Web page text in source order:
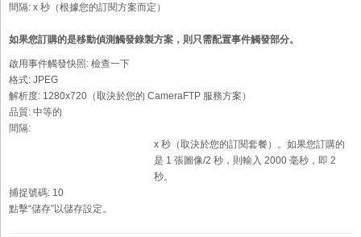
間隔: x 秒（根據您的訂閱方案而定）
如果您訂購的是移動偵測觸發錄製方案，則只需配置事件觸發部分。
啟用事件觸發快照: 檢查一下
格式: JPEG
解析度: 1280x720（取決於您的 CameraFTP 服務方案）
品質: 中等的
間隔:
x 秒（取決於您的訂閱套餐）。如果您訂購的
是 1 張圖像/2 秒，則輸入 2000 毫秒，即 2
秒。
捕捉號碼: 10
點擊“儲存”以儲存設定。